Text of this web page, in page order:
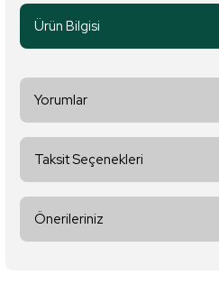
Ürün Bilgisi
Yorumlar
Taksit Seçenekleri
Önerileriniz